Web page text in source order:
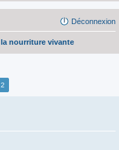
Déconnexion
la nourriture vivante
2